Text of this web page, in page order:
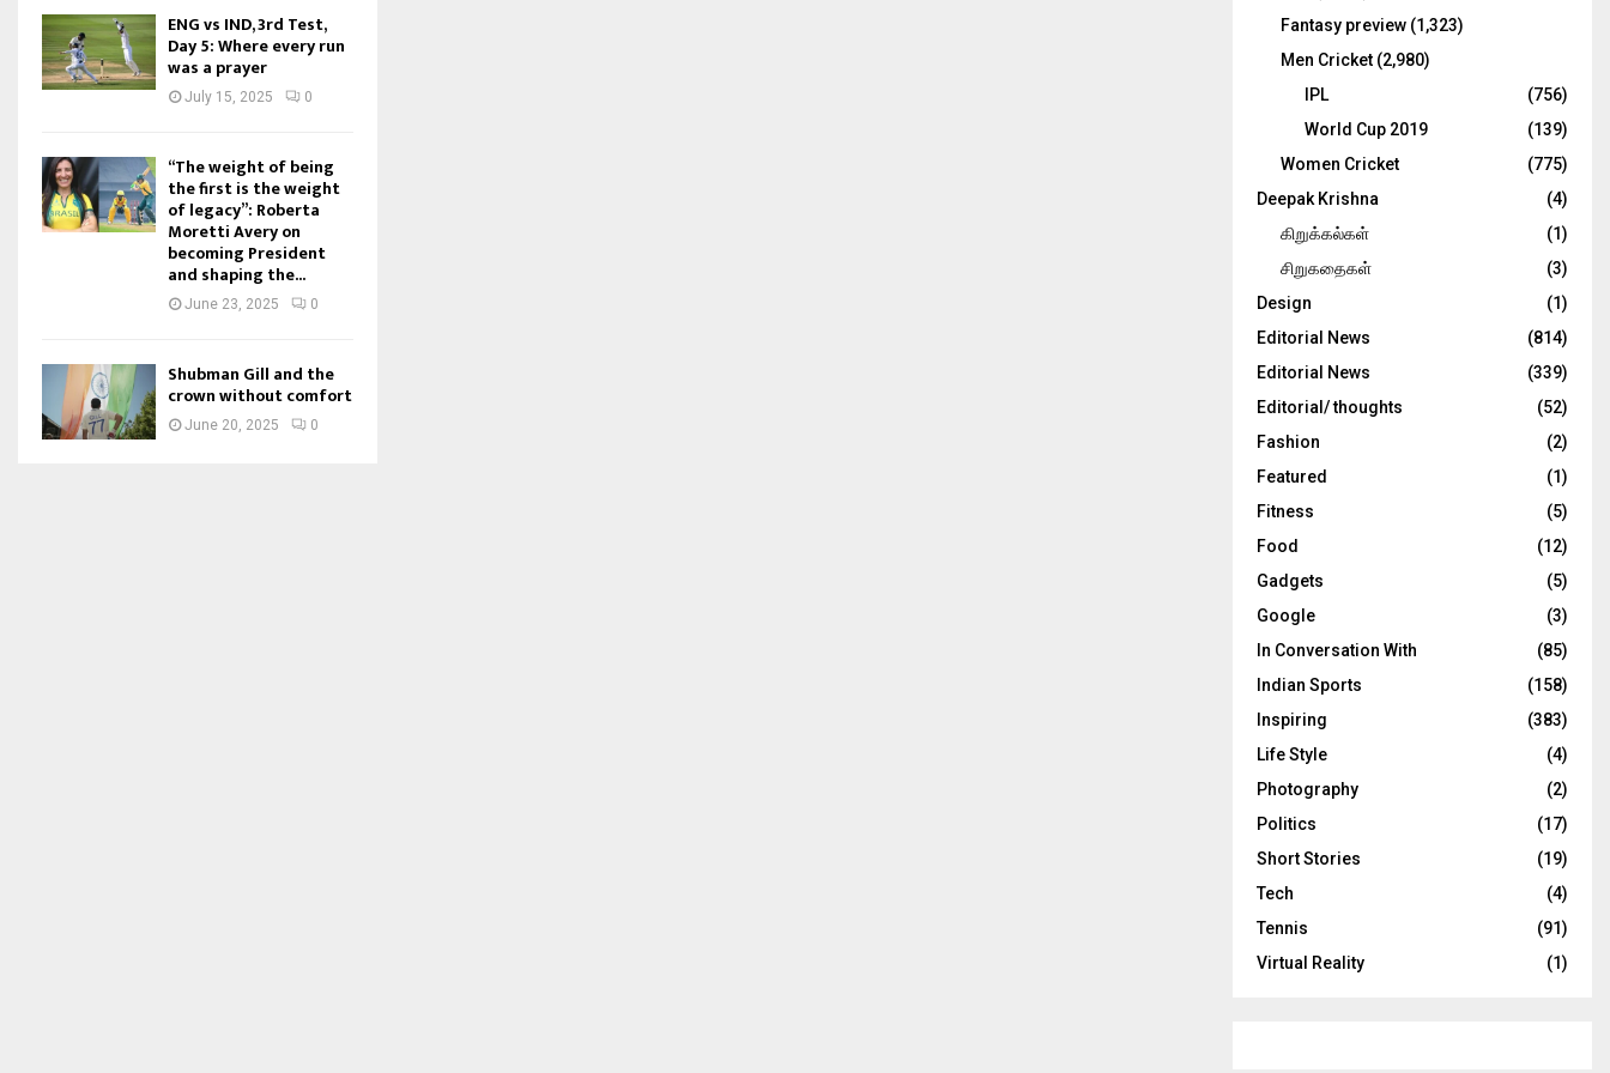
ENG vs IND, 3rd Test,
Day 5: Where every run
was a prayer
July 15, 2025 0
“The weight of being
the first is the weight
of legacy”: Roberta
Moretti Avery on
becoming President
and shaping the...
June 23, 2025 0
Shubman Gill and the
crown without comfort
June 20, 2025 0
Fantasy preview (1,323)
Men Cricket (2,980)
IPL
(756)
World Cup 2019
(139)
Women Cricket
(775)
Deepak Krishna
(4)
கிறுக்கல்கள்
(1)
சிறுகதைகள்
(3)
Design
(1)
Editorial News
(814)
Editorial News
(339)
Editorial/ thoughts
(52)
Fashion
(2)
Featured
(1)
Fitness
(5)
Food
(12)
Gadgets
(5)
Google
(3)
In Conversation With
(85)
Indian Sports
(158)
Inspiring
(383)
Life Style
(4)
Photography
(2)
Politics
(17)
Short Stories
(19)
Tech
(4)
Tennis
(91)
Virtual Reality
(1)